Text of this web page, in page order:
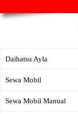
Daihatsu Ayla
Sewa Mobil
Sewa Mobil Manual